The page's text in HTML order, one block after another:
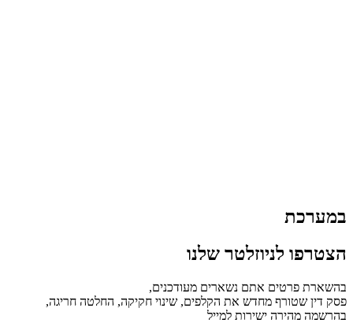
במערכת
הצטרפו לניוזלטר שלנו
בהשארת פרטים אתם נשארים מעודכנים,
פסק דין שטורף מחדש את הקלפים, שינוי חקיקה, החלטה חריגה,
בהרשמה מהירה ישירות למייל